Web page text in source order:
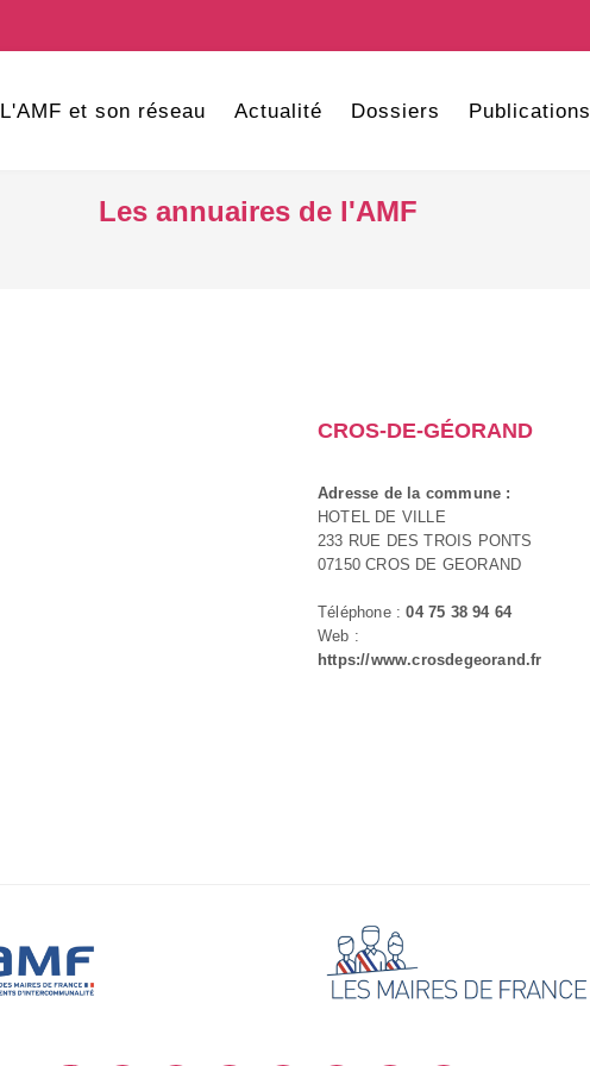
L'AMF et son réseau Actualité Dossiers Publications
Les annuaires de l'AMF
CROS-DE-GÉORAND
Adresse de la commune :
HOTEL DE VILLE
233 RUE DES TROIS PONTS
07150 CROS DE GEORAND
Téléphone :04 75 38 94 64
Web :
https://www.crosdegeorand.fr